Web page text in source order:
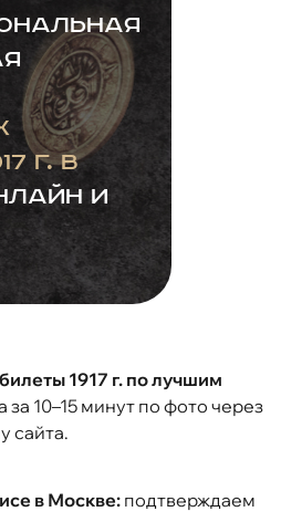
г. в
и
1917 г. по лучшим
за 10–15 минут по фото через
сайта.
в Москве: подтверждаем